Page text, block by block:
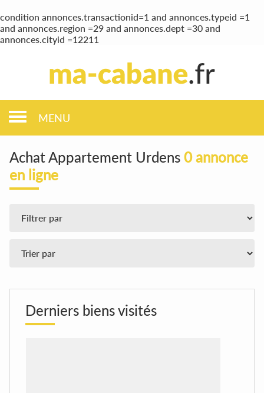
condition annonces.transactionid=1 and annonces.typeid =1
and annonces.region =29 and annonces.dept =30 and
annonces.cityid =12211
MENU
Achat Appartement Urdens 0 annonce
en ligne
Derniers biens visités